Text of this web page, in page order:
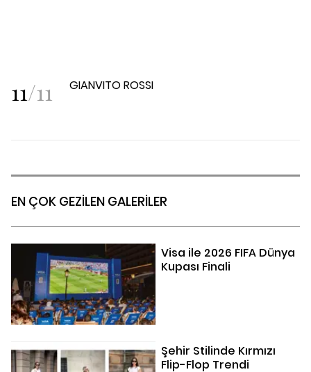
11/11 GIANVITO ROSSI
EN ÇOK GEZİLEN GALERİLER
Visa ile 2026 FIFA Dünya
Kupası Finali
Şehir Stilinde Kırmızı
Flip-Flop Trendi